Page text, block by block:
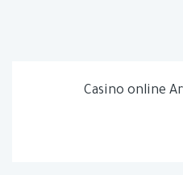
Casino online